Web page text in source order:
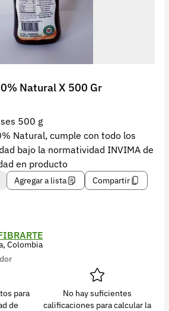
Natural X 500 Gr
500 g
Natural, cumple con todo los
bajo la normatividad INVIMA de
en producto
Agregar a lista Compartir
Colombia
para
de
No hay suficientes
calificaciones para calcular la